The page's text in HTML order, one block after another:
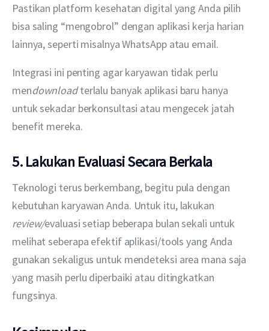
Pastikan platform kesehatan digital yang Anda pilih
bisa saling “mengobrol” dengan aplikasi kerja harian
lainnya, seperti misalnya WhatsApp atau email.
Integrasi ini penting agar karyawan tidak perlu
mendownload terlalu banyak aplikasi baru hanya
untuk sekadar berkonsultasi atau mengecek jatah
benefit mereka.
5. Lakukan Evaluasi Secara Berkala
Teknologi terus berkembang, begitu pula dengan
kebutuhan karyawan Anda. Untuk itu, lakukan
review/evaluasi setiap beberapa bulan sekali untuk
melihat seberapa efektif aplikasi/tools yang Anda
gunakan sekaligus untuk mendeteksi area mana saja
yang masih perlu diperbaiki atau ditingkatkan
fungsinya.